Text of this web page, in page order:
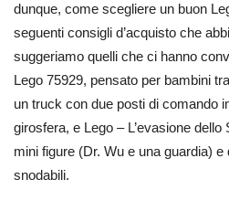
dunque, come scegliere un buon
seguenti consigli d’acquisto che
suggeriamo quelli che ci hanno
Lego 75929, pensato per bambini
un truck con due posti di comando
girosfera, e Lego – L’evasione
mini figure (Dr. Wu e una guardia)
snodabili.